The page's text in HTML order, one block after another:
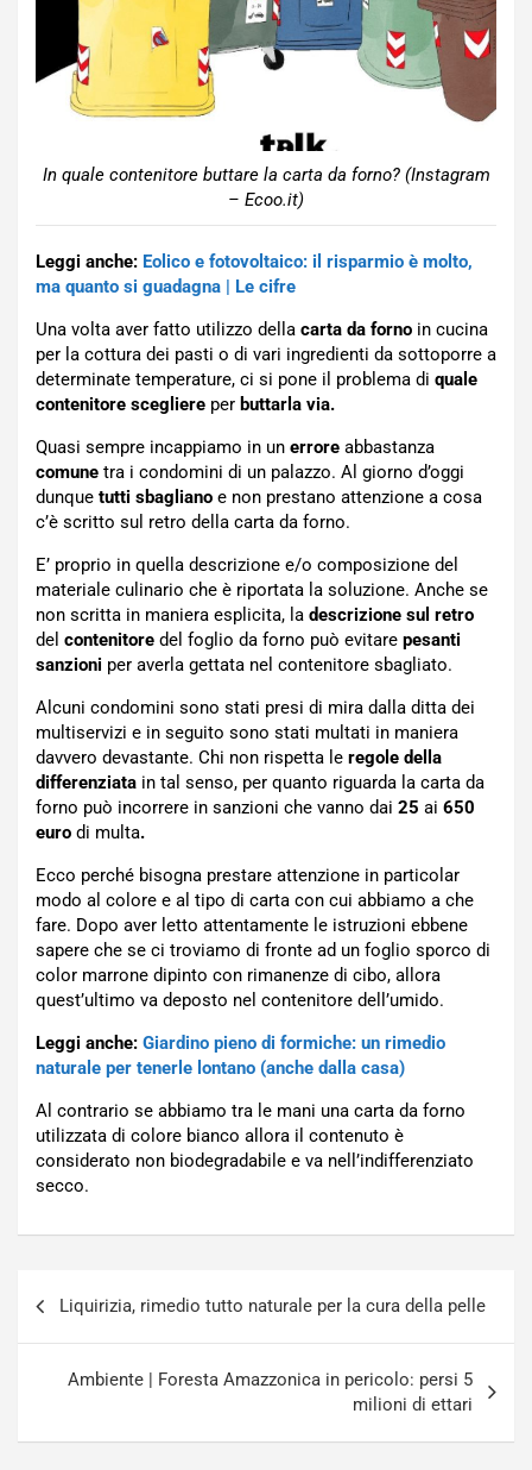
In quale contenitore buttare la carta da forno? (Instagram
– Ecoo.it)
Leggi anche: Eolico e fotovoltaico: il risparmio è molto,
ma quanto si guadagna | Le cifre
Una volta aver fatto utilizzo della carta da forno in cucina
per la cottura dei pasti o di vari ingredienti da sottoporre a
determinate temperature, ci si pone il problema di quale
contenitore scegliere per buttarla via.
Quasi sempre incappiamo in un errore abbastanza
comune tra i condomini di un palazzo. Al giorno d’oggi
dunque tutti sbagliano e non prestano attenzione a cosa
c’è scritto sul retro della carta da forno.
E’ proprio in quella descrizione e/o composizione del
materiale culinario che è riportata la soluzione. Anche se
non scritta in maniera esplicita, la descrizione sul retro
del contenitore del foglio da forno può evitare pesanti
sanzioni per averla gettata nel contenitore sbagliato.
Alcuni condomini sono stati presi di mira dalla ditta dei
multiservizi e in seguito sono stati multati in maniera
davvero devastante. Chi non rispetta le regole della
differenziata in tal senso, per quanto riguarda la carta da
forno può incorrere in sanzioni che vanno dai 25 ai 650
euro di multa.
Ecco perché bisogna prestare attenzione in particolar
modo al colore e al tipo di carta con cui abbiamo a che
fare. Dopo aver letto attentamente le istruzioni ebbene
sapere che se ci troviamo di fronte ad un foglio sporco di
color marrone dipinto con rimanenze di cibo, allora
quest’ultimo va deposto nel contenitore dell’umido.
Leggi anche: Giardino pieno di formiche: un rimedio
naturale per tenerle lontano (anche dalla casa)
Al contrario se abbiamo tra le mani una carta da forno
utilizzata di colore bianco allora il contenuto è
considerato non biodegradabile e va nell’indifferenziato
secco.
articoli
Liquirizia, rimedio tutto naturale per la cura della pelle
Ambiente | Foresta Amazzonica in pericolo: persi 5
milioni di ettari